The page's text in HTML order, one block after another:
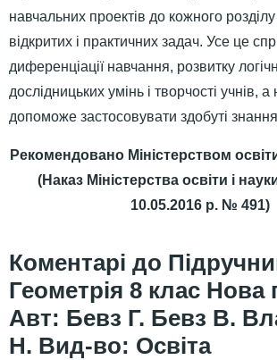
навчальних проектів до кожного розділу
відкритих і практичних задач. Усе це
диференціації навчання, розвитку
дослідницьких умінь і творчості учнів,
допоможе застосовувати здобуті
Рекомендовано Міністерством
(Наказ Міністерства освіти і
10.05.2016 р. № 491)
Геометрія 8 клас Нова
Авт: Бевз Г. Бевз В.
Н. Вид-во: Освіта